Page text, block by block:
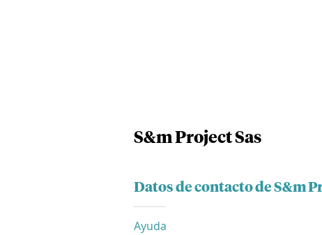
S&m Project Sas
Datos de contacto de S&m
Ayuda